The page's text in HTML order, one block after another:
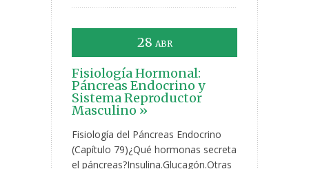
28 ABR
Fisiología Hormonal:
Páncreas Endocrino y
Sistema Reproductor
Masculino »
Fisiología del Páncreas Endocrino
(Capítulo 79)¿Qué hormonas secreta
el páncreas?Insulina.Glucagón.Otras